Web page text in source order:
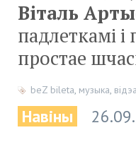
Віталь
падлеткамі
простае
beZ bileta, музыка, відэа
Навіны